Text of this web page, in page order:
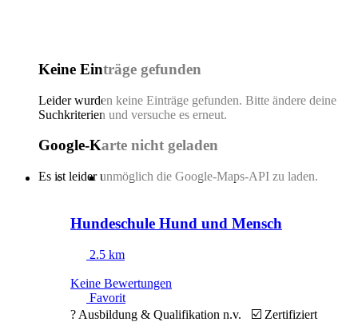
Keine Einträge gefunden
Leider wurden keine Einträge gefunden. Bitte ändere deine
Suchkriterien und versuche es erneut.
Google-Karte nicht geladen
Es ist leider unmöglich die Google-Maps-API zu laden.
Hundeschule Hund und Mensch
2.5 km
Keine Bewertungen
Favorit
? Ausbildung & Qualifikation n.v. ☑️ Zertifiziert